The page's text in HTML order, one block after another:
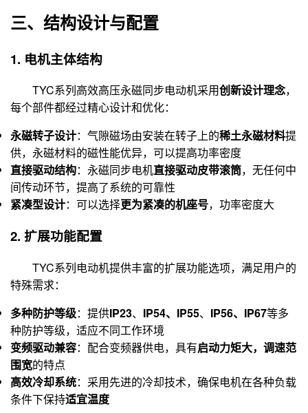
三、结构设计与配置
1. 电机主体结构
TYC系列高效高压永磁同步电动机采用创新设计理念，
每个部件都经过精心设计和优化：
永磁转子设计：气隙磁场由安装在转子上的稀土永磁材料提
供，永磁材料的磁性能优异，可以提高功率密度
直接驱动结构：永磁同步电机直接驱动皮带滚筒，无任何中
间传动环节，提高了系统的可靠性
紧凑型设计：可以选择更为紧凑的机座号，功率密度大
2. 扩展功能配置
TYC系列电动机提供丰富的扩展功能选项，满足用户的
特殊需求：
多种防护等级：提供IP23、 IP54、IP55、 IP56、IP67等多
种防护等级，适应不同工作环境
变频驱动兼容：配合变频器供电，具有启动力矩大，调速范
围宽的特点
高效冷却系统：采用先进的冷却技术，确保电机在各种负载
条件下保持适宜温度